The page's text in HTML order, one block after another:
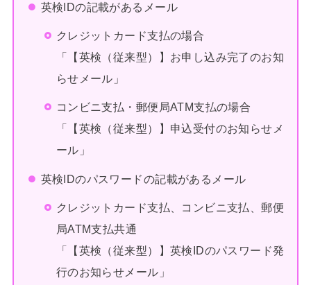
英検IDの記載があるメール
クレジットカード支払の場合
「【英検（従来型）】お申し込み完了のお知
らせメール」
コンビニ支払・郵便局ATM支払の場合
「【英検（従来型）】申込受付のお知らせメ
ール」
英検IDのパスワードの記載があるメール
クレジットカード支払、コンビニ支払、郵便
局ATM支払共通
「【英検（従来型）】英検IDのパスワード発
行のお知らせメール」